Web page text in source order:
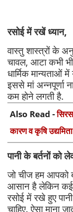
रसोई में रखें ध्यान,
वास्तु शास्त्रों के
चावल, आटा कभी
धार्मिक मान्यताओं
इससे मां अन्नपूर्णा
कम होने लगती है.
Also Read -
कारण व कृषि
पानी के बर्तनों को
जो चीज हम आपको
आसान है लेकिन कई
रसोई में रखे हुए
चाहिए. ऐसा माना